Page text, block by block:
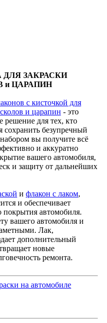
ДЛЯ ЗАКРАСКИ
и ЦАРАПИН
с кисточкой для
и царапин - это
решение для тех, кто
сохранить безупречный
вы получите всё
и аккуратно
вашего автомобиля,
и защиту от дальнейших
и флакон с лаком,
и обеспечивает
покрытия автомобиля.
вашего автомобиля и
Лак,
дополнительный
новые
ремонта.
на автомобиле